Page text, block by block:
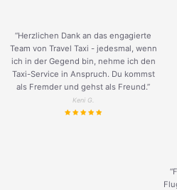
“Herzlichen Dank an das engagierte
Team von Travel Taxi - jedesmal, wenn
ich in der Gegend bin, nehme ich den
Taxi-Service in Anspruch. Du kommst
als Fremder und gehst als Freund.”
Keni G.